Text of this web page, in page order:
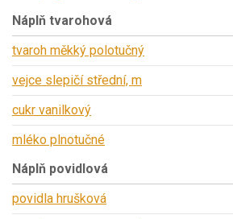
Náplň tvarohová
tvaroh měkký polotučný
vejce slepičí střední, m
cukr vanilkový
mléko plnotučné
Náplň povidlová
povidla hrušková